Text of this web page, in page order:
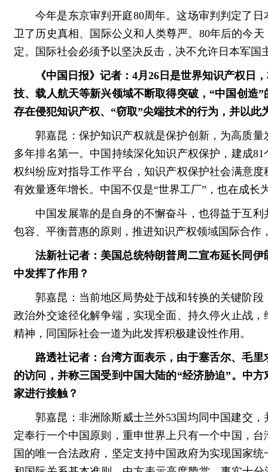
今年是东京审判开庭80周年。这场审判判定了
卫了历史真相、国际公义和人类尊严。80年后的今
定。国际社会必须予以坚决反击，决不允许日本军国
《中国日报》记者：4月26日是世界知识产权日
技、载人航天等新兴领域不断取得突破，“中国创造
存在侵犯知识产权、“窃取”尖端技术的行为，并以
郭嘉昆：保护知识产权就是保护创新，为高质
多年排名第一。中国持续深化知识产权保护，建成
权纠纷应对指导工作平台，知识产权保护社会满意
有效量逐年增长。中国不仅是“世界工厂”，也在成长
中国发展靠的是自身的不懈奋斗，也得益于互
包容、平衡普惠的原则，推进知识产权领域国际合
法新社记者：美国总统特朗普周二宣布延长同
中发挥了作用？
郭嘉昆：当前地区局势处于战和转换的关键阶
政治外交途径化解争端，实现全面、持久停火止战
精神，同国际社会一道为此发挥积极建设性作用。
路透社记者：台湾方面表示，由于塞舌尔、毛
的访问，并称三国受到中国大陆的“经济胁迫”。中
家进行接触？
郭嘉昆：非洲除斯威士兰外53国均同中国建交
定奉行一个中国原则，重申世界上只有一个中国，
国的唯一合法政府，坚定支持中国政府为实现国家